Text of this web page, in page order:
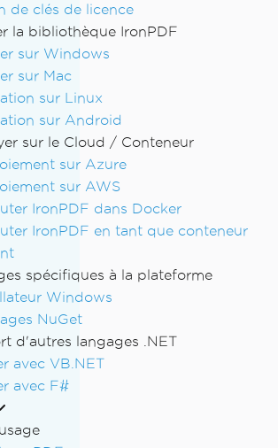
de clés de licence
la bibliothèque IronPDF
sur Windows
sur Mac
sur Linux
sur Android
sur le Cloud / Conteneur
sur Azure
sur AWS
IronPDF dans Docker
IronPDF en tant que conteneur
spécifiques à la plateforme
Windows
NuGet
d'autres langages .NET
avec VB.NET
avec F#